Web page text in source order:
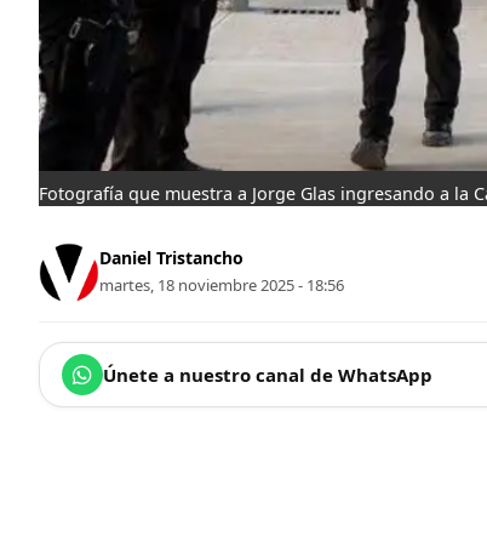
Fotografía que muestra a Jorge Glas ingresando a la
Daniel Tristancho
martes, 18 noviembre 2025 - 18:56
Únete a nuestro canal de WhatsApp